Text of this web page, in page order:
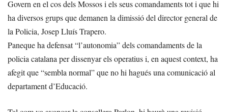
Govern en el cos dels Mossos i els seus comandaments tot i que hi
ha diversos grups que demanen la dimissió del director general de
la Policia, Josep Lluís Trapero.
Paneque ha defensat “l’autonomia” dels comandaments de la
policia catalana per dissenyar els operatius i, en aquest context, ha
afegit que “sembla normal” que no hi hagués una comunicació al
departament d’Educació.